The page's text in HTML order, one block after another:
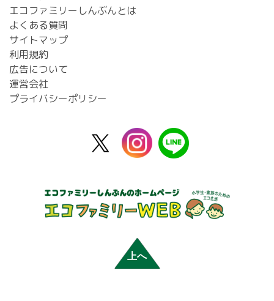
エコファミリーしんぶんとは
よくある質問
サイトマップ
利用規約
広告について
運営会社
プライバシーポリシー
instagram
上へ